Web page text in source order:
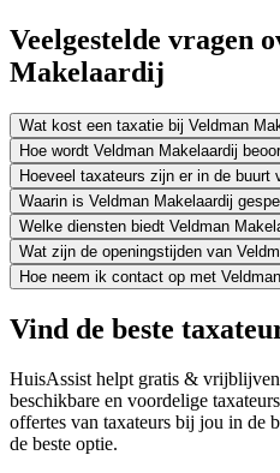
Veelgestelde vragen
Makelaardij
Wat kost een taxatie bij Veldman
Hoe wordt Veldman Makelaardij
Hoeveel taxateurs zijn er in de buurt
Waarin is Veldman Makelaardij
Welke diensten biedt Veldman
Wat zijn de openingstijden van
Hoe neem ik contact op met
Vind de beste
HuisAssist helpt gratis &
beschikbare en voordelige
offertes van taxateurs bij jou in de
de beste optie.